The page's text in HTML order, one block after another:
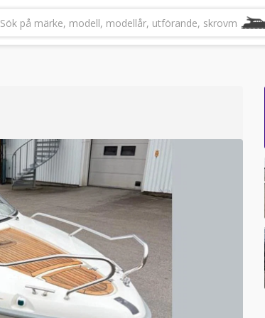
Sök på märke, modell, modellår, utförande, skrovmaterial